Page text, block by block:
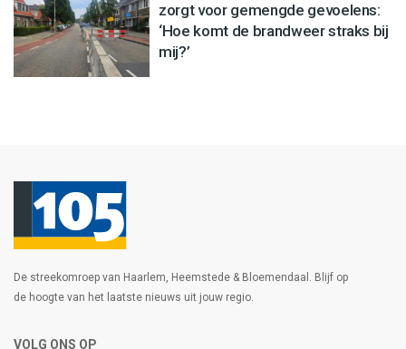
zorgt voor gemengde gevoelens:
‘Hoe komt de brandweer straks bij
mij?’
De streekomroep van Haarlem, Heemstede & Bloemendaal. Blijf op
de hoogte van het laatste nieuws uit jouw regio.
VOLG ONS OP